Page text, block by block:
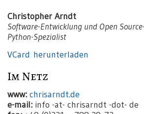
Christopher Arndt
Software-Entwicklung und Open
Python-Spezialist
VCard herunterladen
Im Netz
www: chrisarndt.de
e-mail: info -at- chrisarndt -dot- de